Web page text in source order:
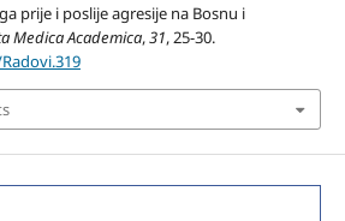
prije i poslije agresije na Bosnu i
Medica Academica,31, 25-30.